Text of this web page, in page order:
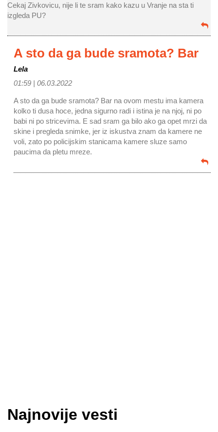
Cekaj Zivkovicu, nije li te sram kako kazu u Vranje na sta ti
izgleda PU?
A sto da ga bude sramota? Bar
Lela
01:59 | 06.03.2022
A sto da ga bude sramota? Bar na ovom mestu ima kamera
kolko ti dusa hoce, jedna sigurno radi i istina je na njoj, ni po
babi ni po stricevima. E sad sram ga bilo ako ga opet mrzi da
skine i pregleda snimke, jer iz iskustva znam da kamere ne
voli, zato po policijskim stanicama kamere sluze samo
paucima da pletu mreze.
Najnovije vesti